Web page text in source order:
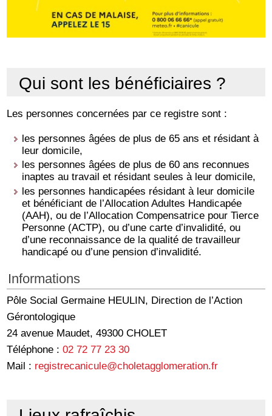
Qui sont les bénéficiaires ?
Les personnes concernées par ce registre sont :
les personnes âgées de plus de 65 ans et résidant à
leur domicile,
les personnes âgées de plus de 60 ans reconnues
inaptes au travail et résidant seules à leur domicile,
les personnes handicapées résidant à leur domicile
et bénéficiant de l’Allocation Adultes Handicapée
(AAH), ou de l’Allocation Compensatrice pour Tierce
Personne (ACTP), ou d’une carte d’invalidité, ou
d’une reconnaissance de la qualité de travailleur
handicapé ou d’une pension d’invalidité.
Informations
Pôle Social Germaine HEULIN, Direction de l’Action
Gérontologique
24 avenue Maudet, 49300 CHOLET
Téléphone :02 72 77 23 30
Mail : registrecanicule@choletagglomeration.fr